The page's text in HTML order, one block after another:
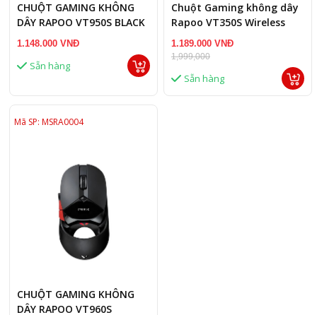
CHUỘT GAMING KHÔNG
DÂY RAPOO VT950S BLACK
1.148.000 VNĐ
Sẵn hàng
Chuột Gaming không dây
Rapoo VT350S Wireless
2.4G
1.189.000 VNĐ
1,999,000
Sẵn hàng
Mã SP: MSRA0004
CHUỘT GAMING KHÔNG
DÂY RAPOO VT960S